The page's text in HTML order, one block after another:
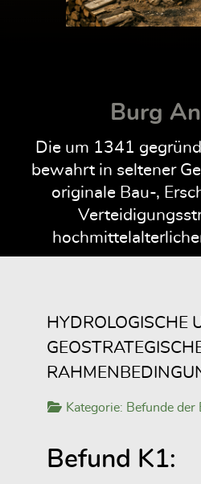
Burg
Die um 1341
bewahrt in seltener
originale Bau-,
HYDROLOGISCHE
Kategorie: Befunde der
Befund K1: